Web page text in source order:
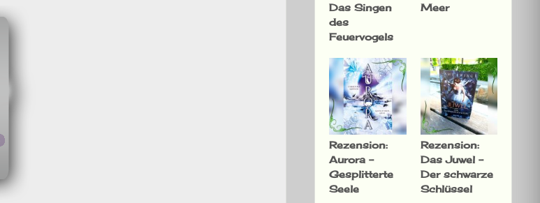
Das Singen
des
Feuervogels
Meer
Rezension:
Aurora –
Gesplitterte
Seele
Rezension:
Das Juwel –
Der schwarze
Schlüssel